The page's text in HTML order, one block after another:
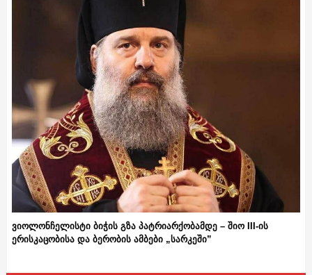
ვიოლონჩელისტი ბიჭის გზა პატრიარქობამდე – შიო III-ის
ერისკაცობისა და ბერობის ამბები „სარკეში”